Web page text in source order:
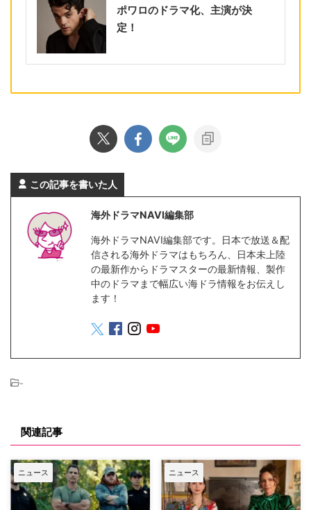
ポワロのドラマ化、主演が決
定！
この記事を書いた人
海外ドラマNAVI編集部
海外ドラマNAVI編集部です。日本で放送＆配
信される海外ドラマはもちろん、日本未上陸
の最新作からドラマスターの最新情報、製作
中のドラマまで幅広い海ドラ情報をお伝えし
ます！
-
関連記事
ニュース ニュース